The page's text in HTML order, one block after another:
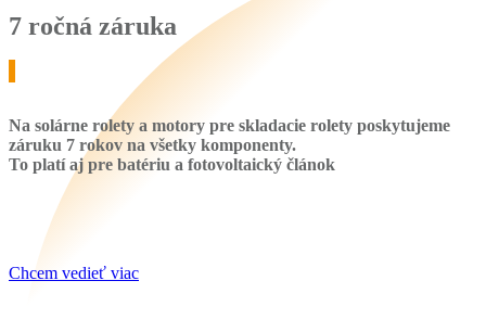
7 ročná záruka
Na solárne rolety a motory pre skladacie rolety poskytujeme
záruku 7 rokov na všetky komponenty.
To platí aj pre batériu a fotovoltaický článok
Chcem vedieť viac